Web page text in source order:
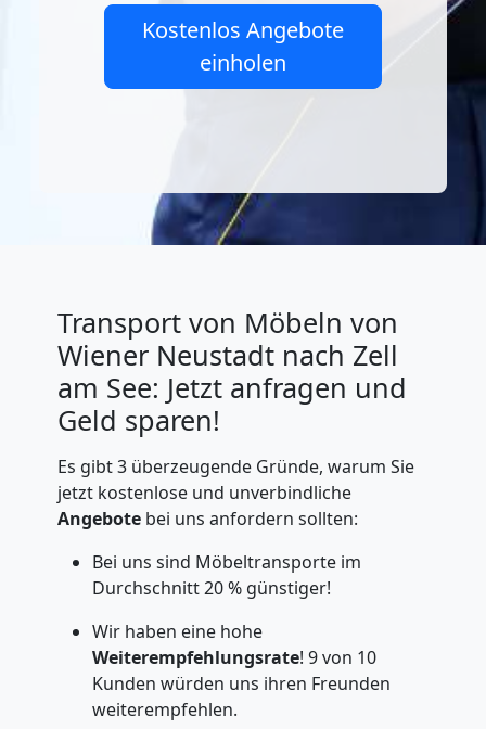
Kostenlos Angebote
einholen
Transport von Möbeln von
Wiener Neustadt nach Zell
am See: Jetzt anfragen und
Geld sparen!
Es gibt 3 überzeugende Gründe, warum Sie
jetzt kostenlose und unverbindliche
Angebotebei uns anfordern sollten:
Bei uns sind Möbeltransporte im
Durchschnitt 20 % günstiger!
Wir haben eine hohe
Weiterempfehlungsrate! 9 von 10
Kunden würden uns ihren Freunden
weiterempfehlen.